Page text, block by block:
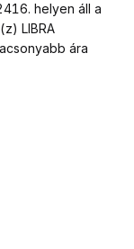
helyen áll a
LIBRA
ára